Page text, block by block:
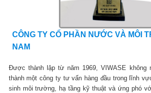
CÔNG TY CỔ PHẦN NƯỚC VÀ MÔI
NAM
Được thành lập từ năm 1969, VIWASE không
thành một công ty tư vấn hàng đầu trong lĩnh
sinh môi trường, hạ tầng kỹ thuật và ứng phó